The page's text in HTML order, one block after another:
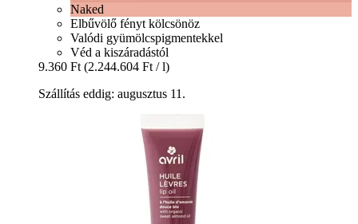
Naked
Elbűvölő fényt kölcsönöz
Valódi gyümölcspigmentekkel
Véd a kiszáradástól
9.360 Ft (2.244.604 Ft / l)
Szállítás eddig: augusztus 11.